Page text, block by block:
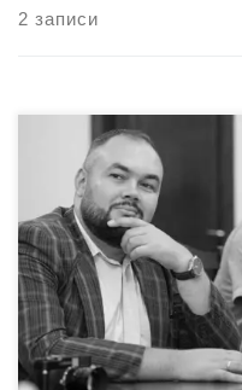
2 записи
Беседа Лунева Виталия
области публичного
(Оксфорд,
академии клинической
психологической
психического здоровья
Всемирной академии
офис (Нидерланды),
, кандидата
профессора, члена
специальным